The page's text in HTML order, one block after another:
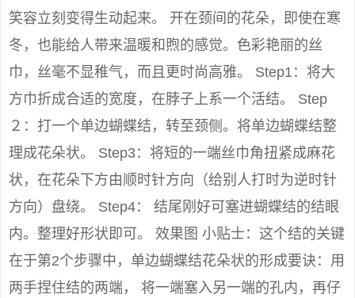
笑容立刻变得生动起来。 开在颈间的花朵，即使在寒
冬，也能给人带来温暖和煦的感觉。色彩艳丽的丝
巾，丝毫不显稚气，而且更时尚高雅。 Step1：将大
方巾折成合适的宽度，在脖子上系一个活结。 Step
２：打一个单边蝴蝶结，转至颈侧。将单边蝴蝶结整
理成花朵状。 Step3：将短的一端丝巾角扭紧成麻花
状，在花朵下方由顺时针方向（给别人打时为逆时针
方向）盘绕。 Step4： 结尾刚好可塞进蝴蝶结的结眼
内。整理好形状即可。 效果图 小贴士：这个结的关键
在于第2个步骤中，单边蝴蝶结花朵状的形成要诀：用
两手捏住结的两端， 将一端塞入另一端的孔内，再仔